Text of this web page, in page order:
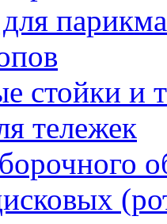
стойки и
тележек